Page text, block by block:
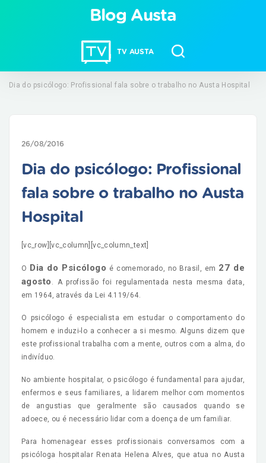
TV AUSTA
Blog Austa
Dia do psicólogo: Profissional fala sobre o trabalho no Austa Hospital
26/08/2016
Dia do psicólogo: Profissional
fala sobre o trabalho no Austa
Hospital
[vc_row][vc_column][vc_column_text]
O Dia do Psicólogo é comemorado, no Brasil, em 27 de
agosto . A profissão foi regulamentada nesta mesma data,
em 1964, através da Lei 4.119/64.
O psicólogo é especialista em estudar o comportamento do
homem e induzi-lo a conhecer a si mesmo. Alguns dizem que
este profissional trabalha com a mente, outros com a alma, do
indivíduo.
No ambiente hospitalar, o psicólogo é fundamental para ajudar,
enfermos e seus familiares, a lidarem melhor com momentos
de angustias que geralmente são causados quando se
adoece, ou é necessário lidar com a doença de um familiar.
Para homenagear esses profissionais conversamos com a
psicóloga hospitalar Renata Helena Alves, que atua no Austa